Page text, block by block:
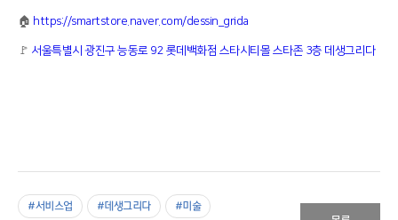
🏠 https://smartstore.naver.com/dessin_grida
🚩 서울특별시 광진구 능동로 92 롯데백화점 스타시티몰 스타존 3층 데생그리다
#서비스업 #데생그리다 #미술